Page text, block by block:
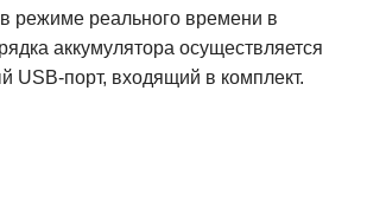
режиме реального времени в
аккумулятора осуществляется
USB-порт, входящий в комплект.